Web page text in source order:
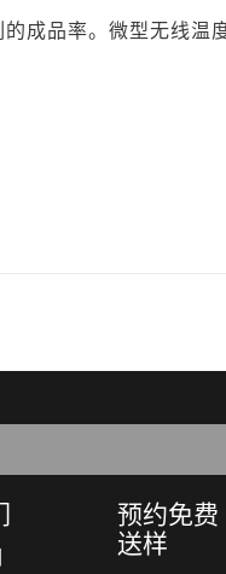
成品率。微型无线温
预约免费
送样